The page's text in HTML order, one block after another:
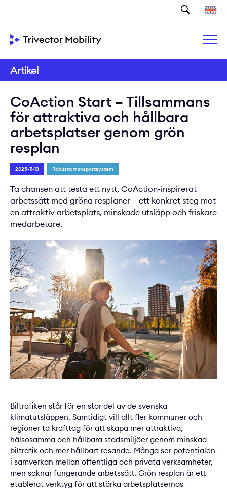
Sök
Artikel
CoAction Start – Tillsammans
för attraktiva och hållbara
arbetsplatser genom grön
resplan
2025-11-13 Robusta transportsystem
Ta chansen att testa ett nytt, CoAction-inspirerat
arbetssätt med gröna resplaner – ett konkret steg mot
en attraktiv arbetsplats, minskade utsläpp och friskare
medarbetare.
Biltrafiken står för en stor del av de svenska
klimatutsläppen. Samtidigt vill allt fler kommuner och
regioner ta krafttag för att skapa mer attraktiva,
hälsosamma och hållbara stadsmiljöer genom minskad
biltrafik och mer hållbart resande. Många ser potentialen
i samverkan mellan offentliga och privata verksamheter,
men saknar fungerande arbetssätt. Grön resplan är ett
etablerat verktyg för att stärka arbetsplatsernas